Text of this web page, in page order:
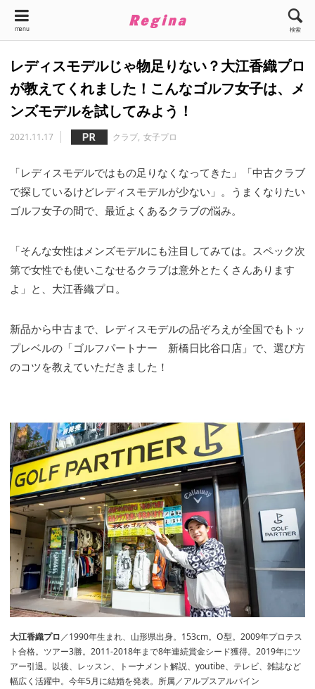
menu 検索
レディスモデルじゃ物足りない？大江香織プロ
が教えてくれました！こんなゴルフ女子は、メ
ンズモデルを試してみよう！
2021.11.17 クラブ 女子プロ
「レディスモデルではもの足りなくなってきた」「中古クラブ
で探しているけどレディスモデルが少ない」。うまくなりたい
ゴルフ女子の間で、最近よくあるクラブの悩み。
「そんな女性はメンズモデルにも注目してみては。スペック次
第で女性でも使いこなせるクラブは意外とたくさんあります
よ」と、大江香織プロ。
新品から中古まで、レディスモデルの品ぞろえが全国でもトッ
プレベルの「ゴルフパートナー 新橋日比谷口店」で、選び方
のコツを教えていただきました！
大江香織プロ／1990年生まれ、山形県出身。153cm。O型。2009年プロテス
ト合格。ツアー3勝。2011-2018年まで8年連続賞金シード獲得。2019年にツ
アー引退。以後、レッスン、トーナメント解説、youtibe、テレビ、雑誌など
幅広く活躍中。今年5月に結婚を発表。所属／アルプスアルパイン